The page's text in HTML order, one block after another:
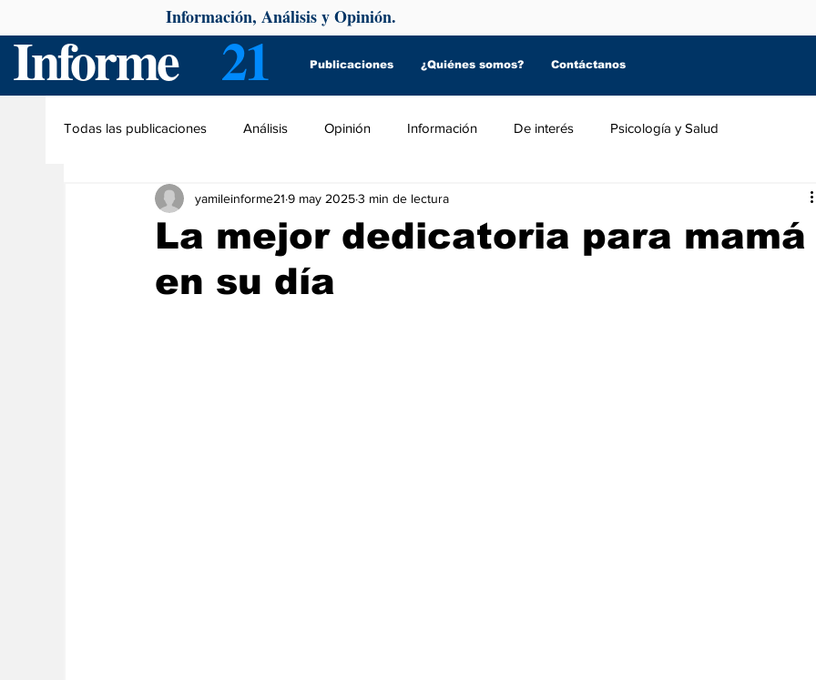
Informe 21 Publicaciones ¿Quiénes somos? Contáctanos
Información, Análisis y Opinión.
Todas las publicaciones Análisis Opinión Información De interés Psicología y Salud
La mejor dedicatoria para mamá
en su día
yamileinforme21 9 may 20253 min de lectura